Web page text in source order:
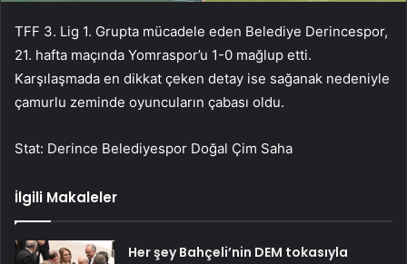
TFF 3. Lig 1. Grupta mücadele eden Belediye Derincespor,
21. hafta maçında Yomraspor’u 1-0 mağlup etti.
Karşılaşmada en dikkat çeken detay ise sağanak nedeniyle
çamurlu zeminde oyuncuların çabası oldu.
Stat: Derince Belediyespor Doğal Çim Saha
İlgili Makaleler
Her şey Bahçeli’nin DEM tokasıyla